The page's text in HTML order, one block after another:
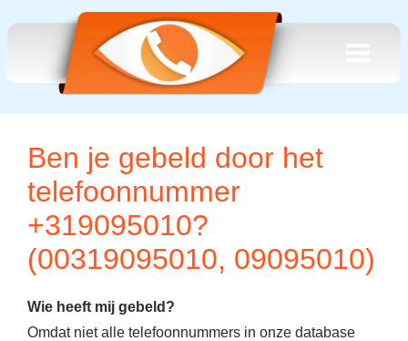
Ben je gebeld door het
telefoonnummer
+319095010?
(00319095010, 09095010)
Wie heeft mij gebeld?
Omdat niet alle telefoonnummers in onze database